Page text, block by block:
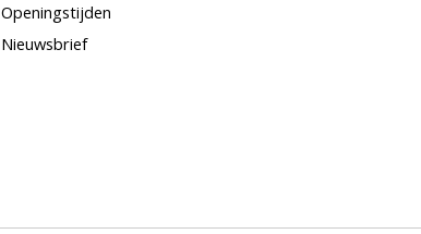
Openingstijden
Nieuwsbrief